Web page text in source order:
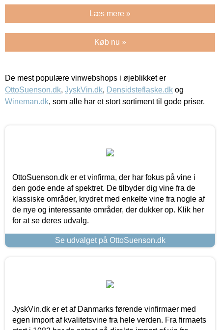
Læs mere »
Køb nu »
De mest populære vinwebshops i øjeblikket er
OttoSuenson.dk, JyskVin.dk, Densidsteflaske.dk og
Wineman.dk, som alle har et stort sortiment til gode priser.
OttoSuenson.dk er et vinfirma, der har fokus på vine i
den gode ende af spektret. De tilbyder dig vine fra de
klassiske områder, krydret med enkelte vine fra nogle af
de nye og interessante områder, der dukker op. Klik her
for at se deres udvalg.
Se udvalget på OttoSuenson.dk
JyskVin.dk er et af Danmarks førende vinfirmaer med
egen import af kvalitetsvine fra hele verden. Fra firmaets